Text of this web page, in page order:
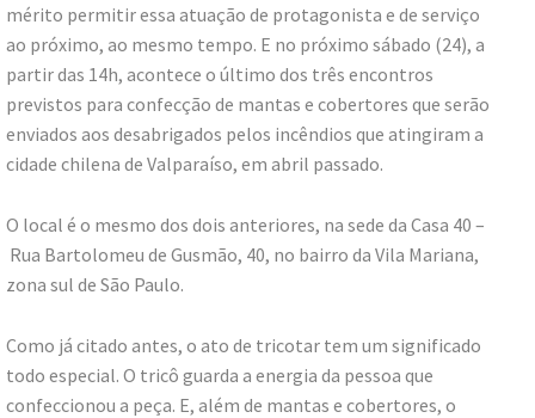
mérito permitir essa atuação de protagonista e de serviço
ao próximo, ao mesmo tempo. E no próximo sábado (24), a
partir das 14h, acontece o último dos três encontros
previstos para confecção de mantas e cobertores que serão
enviados aos desabrigados pelos incêndios que atingiram a
cidade chilena de Valparaíso, em abril passado.
O local é o mesmo dos dois anteriores, na sede da Casa 40 –
Rua Bartolomeu de Gusmão, 40, no bairro da Vila Mariana,
zona sul de São Paulo.
Como já citado antes, o ato de tricotar tem um significado
todo especial. O tricô guarda a energia da pessoa que
confeccionou a peça. E, além de mantas e cobertores, o